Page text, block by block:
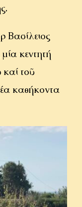
Βασίλειος
κεντητή
τοῦ
καθήκοντα